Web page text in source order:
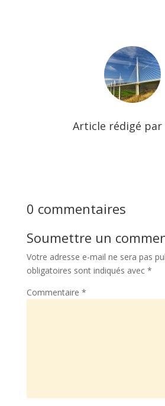
Article rédigé par
0 commentaires
Soumettre un
Votre adresse e-mail ne sera pas
obligatoires sont indiqués avec *
Commentaire *